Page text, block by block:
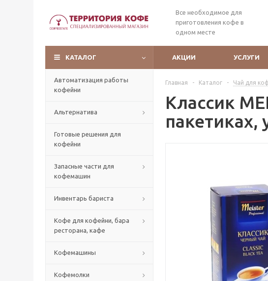
Все необходимое для
приготовления кофе в
одном месте
КАТАЛОГ АКЦИИ УСЛУГИ
Автоматизация работы
кофейни
Альтернатива
Готовые решения для
кофейни
Запасные части для
кофемашин
Инвентарь бариста
Кофе для кофейни, бара
ресторана, кафе
Кофемашины
Кофемолки
Главная - Каталог - Чай для
Классик
пакетиках,